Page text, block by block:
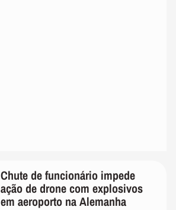
Chute de funcionário impede
ação de drone com explosivos
em aeroporto na Alemanha